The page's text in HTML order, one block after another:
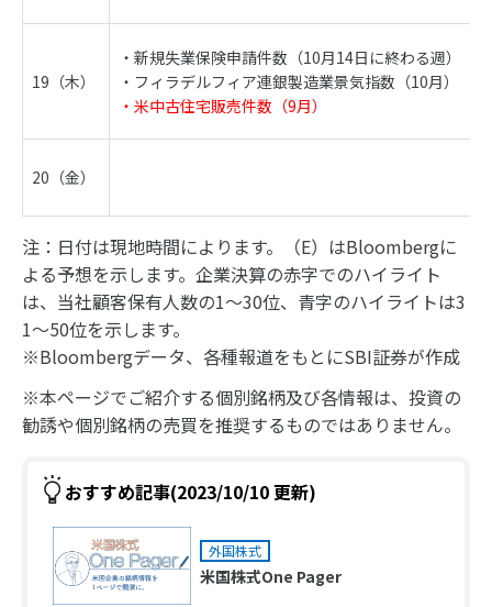
19（木）
・新規失業保険申請件数（10月14日に終わる週）
・フィラデルフィア連銀製造業景気指数（10月）
・米中古住宅販売件数（9月）
20（金）
注：日付は現地時間によります。（E）はBloombergに
よる予想を示します。企業決算の赤字でのハイライト
は、当社顧客保有人数の1～30位、青字のハイライトは3
1～50位を示します。
※Bloombergデータ、各種報道をもとにSBI証券が作成
※本ページでご紹介する個別銘柄及び各情報は、投資の
勧誘や個別銘柄の売買を推奨するものではありません。
おすすめ記事(2023/10/10 更新)
外国株式
米国株式One Pager